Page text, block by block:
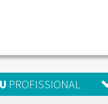
PROFISSIONAL